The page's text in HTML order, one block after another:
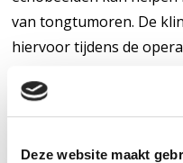
Deze website maakt
van tongtumoren. De
hiervoor tijdens de
meteen extra weefsel
operatie of aanvullende
worden voorkomen.